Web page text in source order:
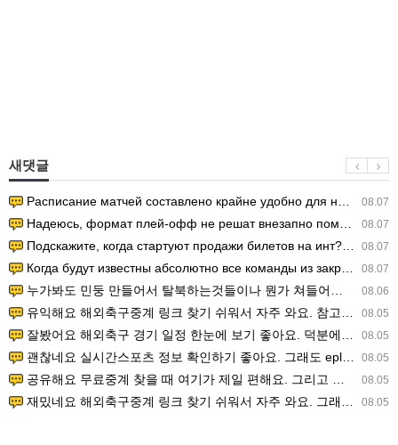
새댓글
08.07
Расписание матчей составлено крайне удобно для нашего часово…
08.07
Надеюсь, формат плей-офф не решат внезапно поменять. https:/…
08.07
Подскажите, когда стартуют продажи билетов на инт? https://g…
08.07
Когда будут известны абсолютно все команды из закрытых квали…
08.06
누가봐도 민둥 만들어서 탈북하는것들이나 뭔가 쳐들어오는 낌새를 미리 알아차리기 위함이지 저걸 전쟁준비라고 하…
08.05
유익해요 해외축구중계 링크 찾기 쉬워서 자주 와요. 참고로 무료스포츠중계 정보 확인할 때 출처 꼭 체크해요.…
08.05
잘봤어요 해외축구 경기 일정 한눈에 보기 좋아요. 덕분에 epl중계 볼 때 공식 중계 채널 먼저 찾아봐요. …
08.05
괜찮네요 실시간스포츠 정보 확인하기 좋아요. 그래도 epl중계 볼 때 공식 중계 채널 먼저 찾아봐요. 북마크…
08.05
공유해요 무료중계 찾을 때 여기가 제일 편해요. 그리고 무료스포츠중계 정보 확인할 때 출처 꼭 체크해요. 앞…
08.05
재밌네요 해외축구중계 링크 찾기 쉬워서 자주 와요. 그래서 해외축구중계도 정식 서비스로 봐야 안전해요. 다음…